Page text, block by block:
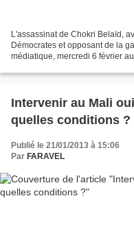
L'assassinat de Chokri Belaïd,
Démocrates et opposant de la
médiatique, mercredi 6 février
Intervenir au Mali
quelles conditions ?
Publié le 21/01/2013 à 15:06
Par FARAVEL